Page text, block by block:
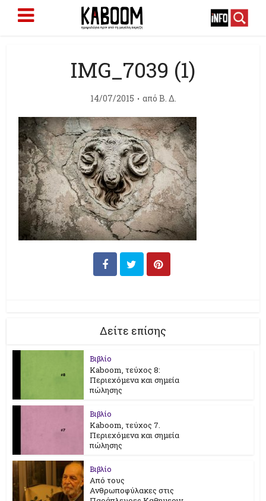
IMG_7039 (1)
14/07/2015 από Β. Δ.
Δείτε επίσης
Βιβλίο
Kaboom, τεύχος 8:
Περιεχόμενα και σημεία
πώλησης
Βιβλίο
Kaboom, τεύχος 7.
Περιεχόμενα και σημεία
πώλησης
Βιβλίο
Από τους
Ανθρωποφύλακες στις